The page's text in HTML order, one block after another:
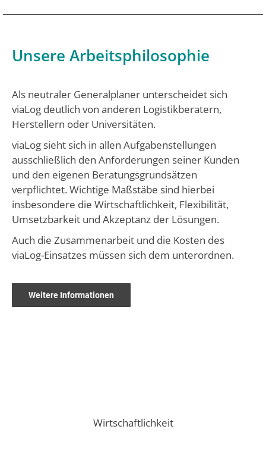
Unsere Arbeitsphilosophie
Als neutraler Generalplaner unterscheidet sich
viaLog deutlich von anderen Logistikberatern,
Herstellern oder Universitäten.
viaLog sieht sich in allen Aufgabenstellungen
ausschließlich den Anforderungen seiner Kunden
und den eigenen Beratungsgrundsätzen
verpflichtet. Wichtige Maßstäbe sind hierbei
insbesondere die Wirtschaftlichkeit, Flexibilität,
Umsetzbarkeit und Akzeptanz der Lösungen.
Auch die Zusammenarbeit und die Kosten des
viaLog-Einsatzes müssen sich dem unterordnen.
Weitere Informationen
Wirtschaftlichkeit